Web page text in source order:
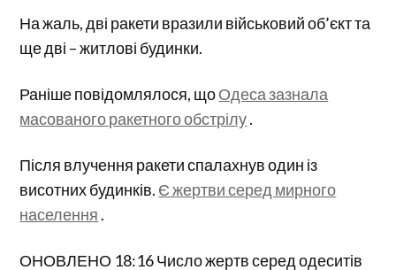
На жаль, дві ракети вразили військовий об’єкт та
ще дві – житлові будинки.
Раніше повідомлялося, щоОдеса зазнала
масованого ракетного обстрілу.
Після влучення ракети спалахнув один із
висотних будинків. Є жертви серед мирного
населення .
ОНОВЛЕНО 18:16 Число жертв серед одеситів